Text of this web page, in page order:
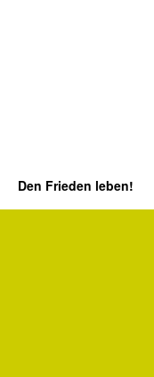
Den Frieden leben!